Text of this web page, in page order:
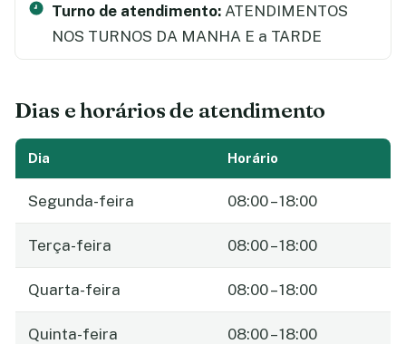
Turno de atendimento: ATENDIMENTOS
NOS TURNOS DA MANHA E a TARDE
Dias e horários de atendimento
Dia Horário
Segunda-feira 08:00 – 18:00
Terça-feira 08:00 – 18:00
Quarta-feira 08:00 – 18:00
Quinta-feira 08:00 – 18:00